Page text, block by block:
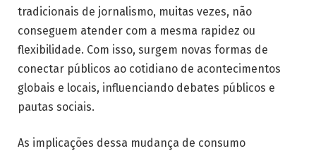
tradicionais de jornalismo, muitas vezes, não
conseguem atender com a mesma rapidez ou
flexibilidade. Com isso, surgem novas formas de
conectar públicos ao cotidiano de acontecimentos
globais e locais, influenciando debates públicos e
pautas sociais.
As implicações dessa mudança de consumo